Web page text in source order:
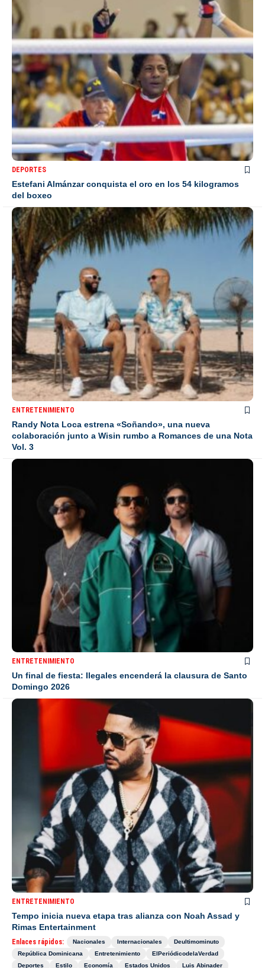
DEPORTES
Estefani Almánzar conquista el oro en los 54 kilogramos
del boxeo
ENTRETENIMIENTO
Randy Nota Loca estrena «Soñando», una nueva
colaboración junto a Wisin rumbo a Romances de una Nota
Vol. 3
ENTRETENIMIENTO
Un final de fiesta: Ilegales encenderá la clausura de Santo
Domingo 2026
ENTRETENIMIENTO
Tempo inicia nueva etapa tras alianza con Noah Assad y
Rimas Entertainment
Enlaces rápidos: Nacionales Internacionales
Deultimominuto
República Dominicana
Entretenimiento
ElPeriódicodelaVerdad
Deportes
Estilo Economía Estados Unidos
Luis Abinader